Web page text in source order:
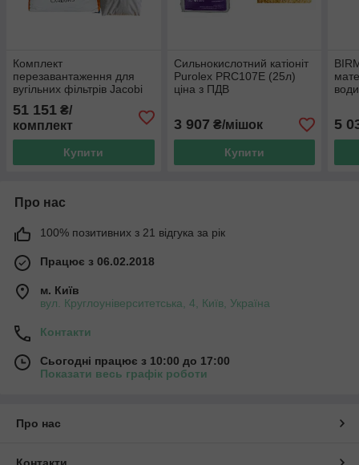
Комплект
перезавантаження для
вугільних фільтрів Jacobi
CS (для питної води) до
балона 21х62 (ціна з ПДВ)
51 151 ₴/
комплект
Купити
Сильнокислотний катіоніт
Purolex PRC107E (25л)
ціна з ПДВ
3 907 ₴/мішок
Купити
5
Про нас
100% позитивних з 21 відгука за рік
Працює з 06.02.2018
м. Київ
вул. Круглоуніверситетська, 4, Київ, Україна
Контакти
Сьогодні працює з 10:00 до 17:00
Показати весь графік роботи
Про нас